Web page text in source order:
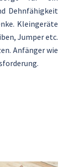
Dehnfähigkeit
Kleingeräte
Jumper etc.
Anfänger wie